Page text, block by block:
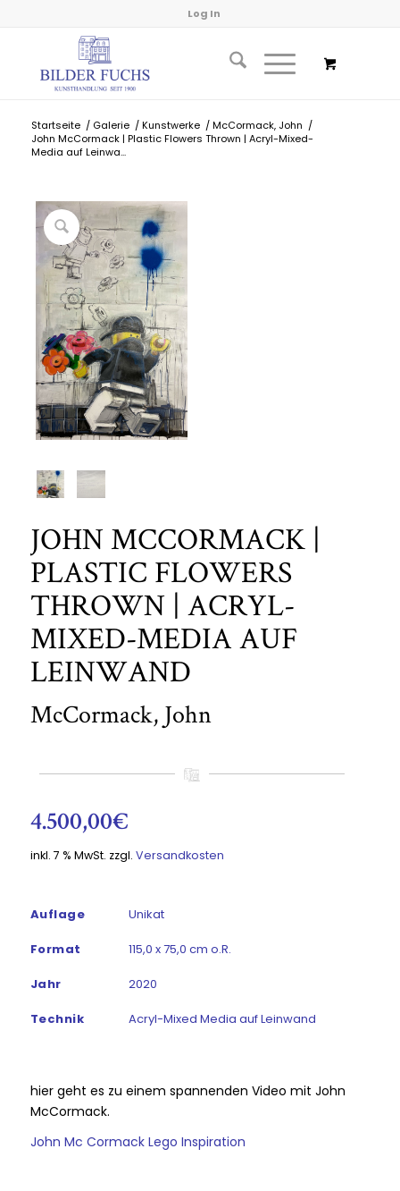
Log In
Startseite / Galerie / Kunstwerke / McCormack, John /
John McCormack | Plastic Flowers Thrown | Acryl-Mixed-
Media auf Leinwa...
JOHN MCCORMACK |
PLASTIC FLOWERS
THROWN | ACRYL-
MIXED-MEDIA AUF
LEINWAND
McCormack, John
4.500,00€
inkl. 7 % MwSt. zzgl. Versandkosten
Auflage Unikat
Format 115,0 x 75,0 cm o.R.
Jahr 2020
Technik Acryl-Mixed Media auf Leinwand
hier geht es zu einem spannenden Video mit John
McCormack.
John Mc Cormack Lego Inspiration